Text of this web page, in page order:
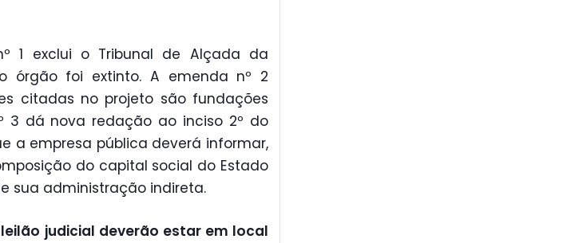
1 exclui o Tribunal de Alçada da
órgão foi extinto. A emenda nº 2
citadas no projeto são fundações
3 dá nova redação ao inciso 2º do
a empresa pública deverá informar,
do capital social do Estado
sua administração indireta.
judicial deverão estar em local